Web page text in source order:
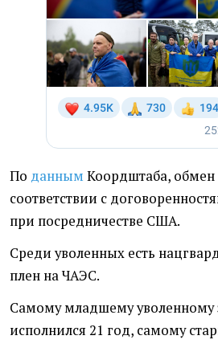
По даннымКоордштаба, обмен
соответствии с
при посредничестве США.
Среди уволенных есть
плен на ЧАЭС.
Самому младшему уволенному
исполнился 21 год, самому